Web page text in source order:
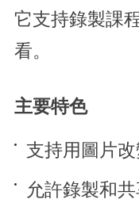
它支持錄製課
看。
主要特色
支持用圖片
允許錄製和